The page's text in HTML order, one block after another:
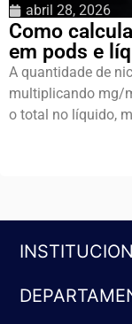
abril 28, 2026
Como
em pods e
A quantidade de
multiplicando mg/
o total no líquido,